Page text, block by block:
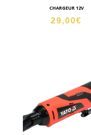
CHARGEUR 12V
29,00€